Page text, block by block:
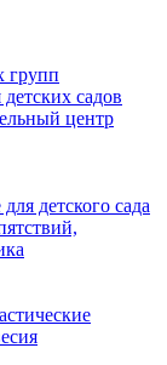
групп
садов
центр
детского сада